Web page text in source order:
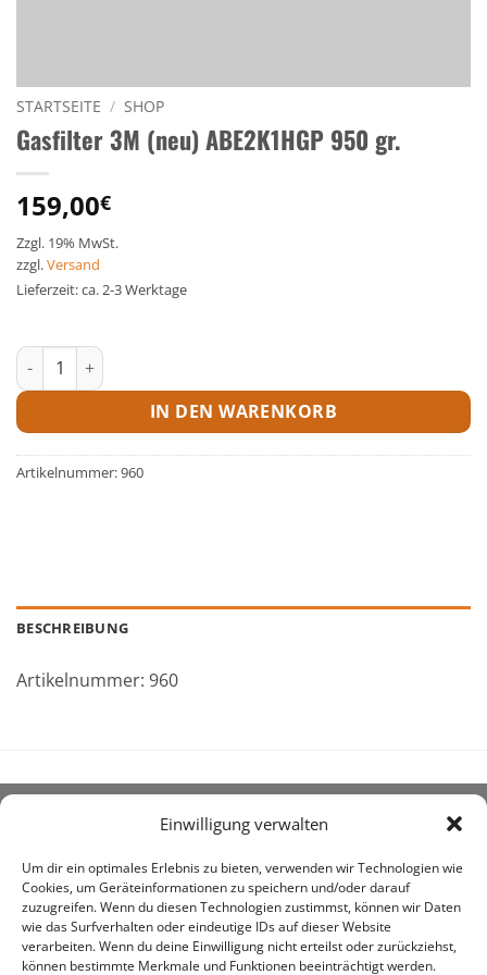
Einwilligung verwalten
Um dir ein optimales Erlebnis zu bieten, verwenden wir Technologien wie
Cookies, um Geräteinformationen zu speichern und/oder darauf
zuzugreifen. Wenn du diesen Technologien zustimmst, können wir Daten
wie das Surfverhalten oder eindeutige IDs auf dieser Website
verarbeiten. Wenn du deine Einwilligung nicht erteilst oder zurückziehst,
können bestimmte Merkmale und Funktionen beeinträchtigt werden.
STARTSEITE / SHOP
Gasfilter 3M (neu) ABE2K1HGP 950 gr.
159,00€
Zzgl. 19% MwSt.
zzgl.Versand
Lieferzeit: ca. 2-3 Werktage
Gasfilter 3M (neu) ABE2K1HGP 950 gr. Menge
IN DEN WARENKORB
Artikelnummer:960
BESCHREIBUNG
Artikelnummer: 960